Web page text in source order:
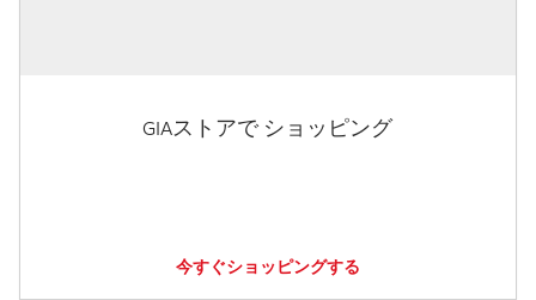
GIAストアで ショッピング
今すぐショッピングする